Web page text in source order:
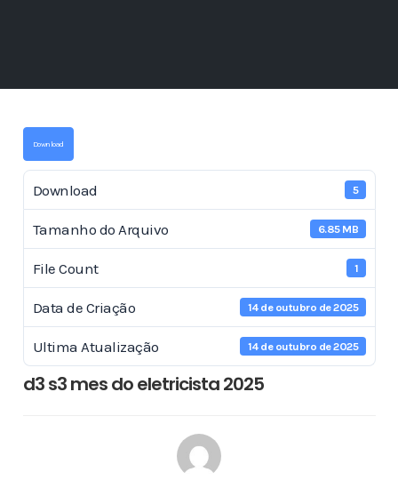
Download
Download 5
Tamanho do Arquivo 6.85 MB
File Count 1
Data de Criação 14 de outubro de 2025
Ultima Atualização 14 de outubro de 2025
d3 s3 mes do eletricista 2025